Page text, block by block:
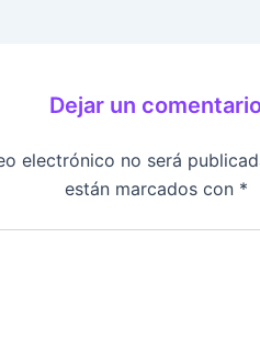
Dejar un
electrónico no será
están marcados con *